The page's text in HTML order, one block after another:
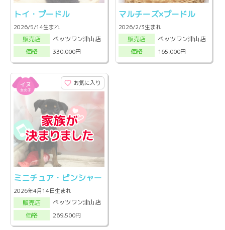
トイ・プードル
2026/5/14生まれ
販売店
ペッツワン津山店
価格
330,000円
マルチーズ×プードル
2026/2/3生まれ
販売店
ペッツワン津山店
価格
165,000円
お気に入り
ミニチュア・ピンシャー
2026年4月14日生まれ
販売店
ペッツワン津山店
価格
269,500円